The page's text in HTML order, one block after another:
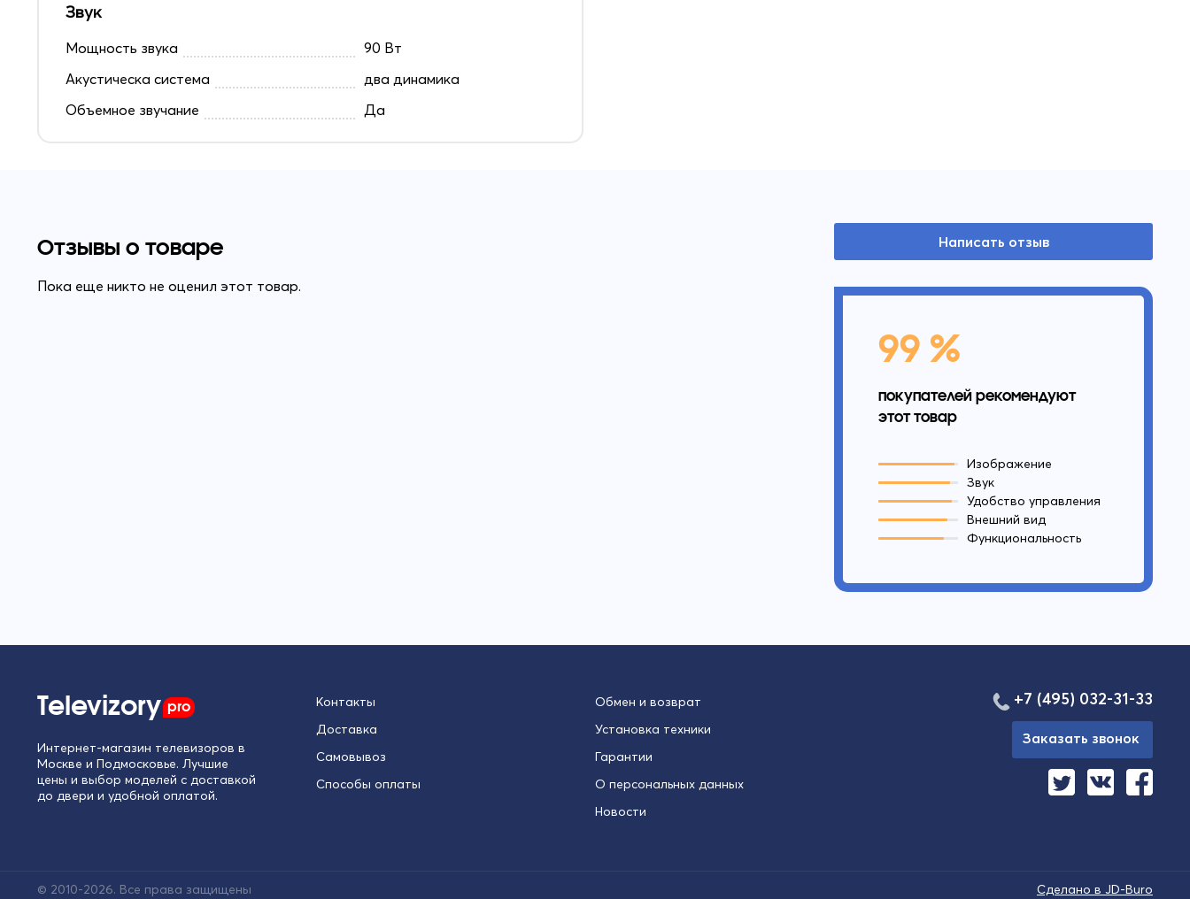
Звук
Мощность звука
90 Вт
Акустическа система
два динамика
Объемное звучание
Да
Отзывы о товаре
Пока еще никто не оценил этот товар.
Написать отзыв
99 %
покупателей рекомендуют
этот товар
Изображение
Звук
Удобство управления
Внешний вид
Функциональность
Televizory pro
Интернет-магазин телевизоров в
Москве и Подмосковье. Лучшие
цены и выбор моделей с доставкой
до двери и удобной оплатой.
Контакты
Доставка
Самовывоз
Способы оплаты
Обмен и возврат
Установка техники
Гарантии
О персональных данных
Новости
+7 (495) 032-31-33
Заказать звонок
© 2010-2026. Все права защищены Сделано в JD-Buro